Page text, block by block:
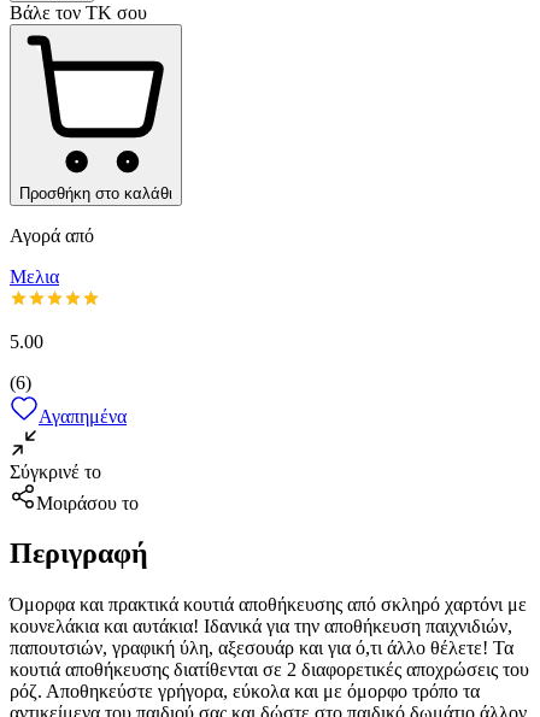
Βάλε τον ΤΚ σου
Προσθήκη στο καλάθι
Αγορά από
Μελια
5.00
(6)
Αγαπημένα
Σύγκρινέ το
Μοιράσου το
Περιγραφή
Όμορφα και πρακτικά κουτιά αποθήκευσης από σκληρό χαρτόνι με
κουνελάκια και αυτάκια! Ιδανικά για την αποθήκευση παιχνιδιών,
παπουτσιών, γραφική ύλη, αξεσουάρ και για ό,τι άλλο θέλετε! Τα
κουτιά αποθήκευσης διατίθενται σε 2 διαφορετικές αποχρώσεις του
ρόζ. Αποθηκεύστε γρήγορα, εύκολα και με όμορφο τρόπο τα